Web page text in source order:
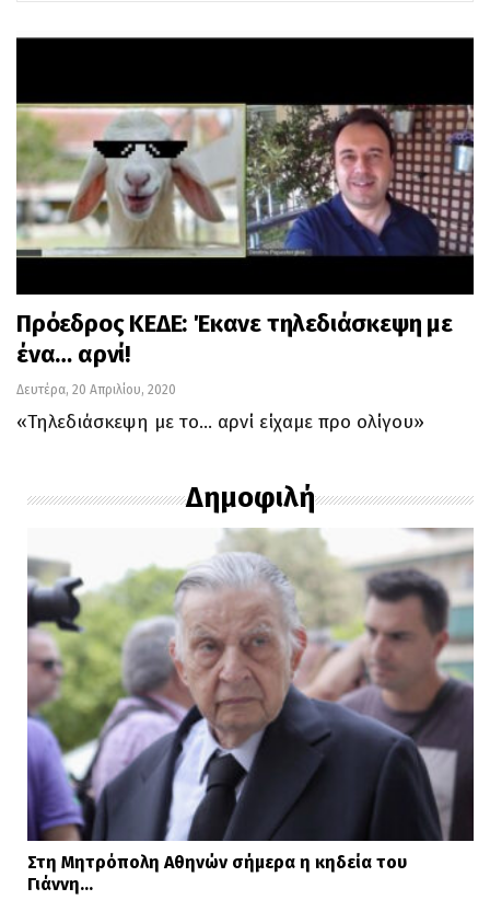
Πρόεδρος ΚΕΔΕ: Έκανε τηλεδιάσκεψη με
ένα… αρνί!
Δευτέρα, 20 Απριλίου, 2020
«Τηλεδιάσκεψη με το… αρνί είχαμε προ ολίγου»
Δημοφιλή
Στη Μητρόπολη Αθηνών σήμερα η κηδεία του
Γιάννη…